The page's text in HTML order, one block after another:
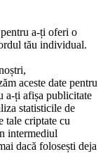
a-ți oferi o
tău individual.
aceste date pentru
a-ți afișa publicitate
statisticile de
tale criptate cu
intermediul
dacă folosești deja